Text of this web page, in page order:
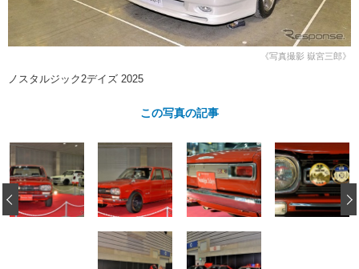
フィルム・ラッピング
ストップ 不具合修理＆粗悪修理
カーメーカー「旧車」関連プロジェ
クト
ショップ紹介
ショップレポート プロショップ検索
レストア
カーメーカー「旧車」関連プロジ
イベント
《写真撮影 嶽宮三郎》
ノスタルジック2デイズ 2025
この写真の記事
‹